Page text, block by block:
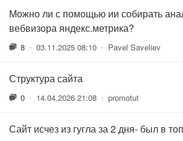
Можно ли с помощью ии собирать
вебвизора яндекс.метрика?
8 • 03.11.2025 08:10 • Pavel Saveliev
Структура сайта
0 • 14.04.2026 21:08 • promotut
Сайт исчез из гугла за 2 дня- был в